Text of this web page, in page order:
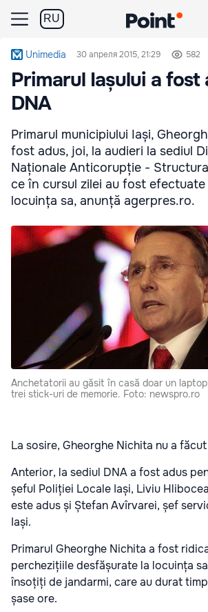
RU
Unimedia 30 апреля 2015, 21:29 582
Primarul Iașului a fost
DNA
Primarul municipiului Iași,
fost adus, joi, la audieri la sediul
Naționale Anticorupție -
ce în cursul zilei au fost
locuința sa, anunță agerpres.ro.
Anchetatorii au găsit în casă doar un
trei stick-uri de memorie. Foto: newspro.ro
La sosire, Gheorghe Nichita nu a
Anterior, la sediul DNA a fost adus
șeful Poliției Locale Iași, Liviu
este adus și Ștefan Avîrvarei, șef
Iași.
Primarul Gheorghe Nichita a fost
perchezițiile desfășurate la locuința
însoțiți de jandarmi, care au durat
șase ore.